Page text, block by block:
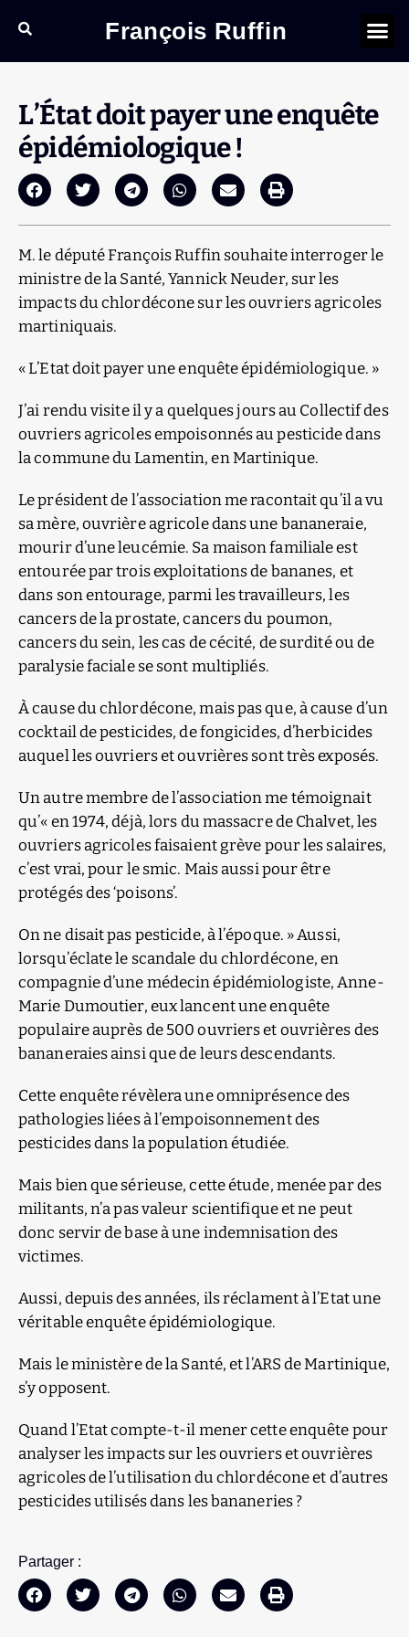
François Ruffin
L’État doit payer une enquête
épidémiologique !
M. le député François Ruffin souhaite interroger le
ministre de la Santé, Yannick Neuder, sur les
impacts du chlordécone sur les ouvriers agricoles
martiniquais.
« L’Etat doit payer une enquête épidémiologique. »
J’ai rendu visite il y a quelques jours au Collectif des
ouvriers agricoles empoisonnés au pesticide dans
la commune du Lamentin, en Martinique.
Le président de l’association me racontait qu’il a vu
sa mère, ouvrière agricole dans une bananeraie,
mourir d’une leucémie. Sa maison familiale est
entourée par trois exploitations de bananes, et
dans son entourage, parmi les travailleurs, les
cancers de la prostate, cancers du poumon,
cancers du sein, les cas de cécité, de surdité ou de
paralysie faciale se sont multipliés.
À cause du chlordécone, mais pas que, à cause d’un
cocktail de pesticides, de fongicides, d’herbicides
auquel les ouvriers et ouvrières sont très exposés.
Un autre membre de l’association me témoignait
qu’« en 1974, déjà, lors du massacre de Chalvet, les
ouvriers agricoles faisaient grève pour les salaires,
c’est vrai, pour le smic. Mais aussi pour être
protégés des ‘poisons’.
On ne disait pas pesticide, à l’époque. » Aussi,
lorsqu’éclate le scandale du chlordécone, en
compagnie d’une médecin épidémiologiste, Anne-
Marie Dumoutier, eux lancent une enquête
populaire auprès de 500 ouvriers et ouvrières des
bananeraies ainsi que de leurs descendants.
Cette enquête révèlera une omniprésence des
pathologies liées à l’empoisonnement des
pesticides dans la population étudiée.
Mais bien que sérieuse, cette étude, menée par des
militants, n’a pas valeur scientifique et ne peut
donc servir de base à une indemnisation des
victimes.
Aussi, depuis des années, ils réclament à l’Etat une
véritable enquête épidémiologique.
Mais le ministère de la Santé, et l’ARS de Martinique,
s’y opposent.
Quand l’Etat compte-t-il mener cette enquête pour
analyser les impacts sur les ouvriers et ouvrières
agricoles de l’utilisation du chlordécone et d’autres
pesticides utilisés dans les bananeries ?
Partager :